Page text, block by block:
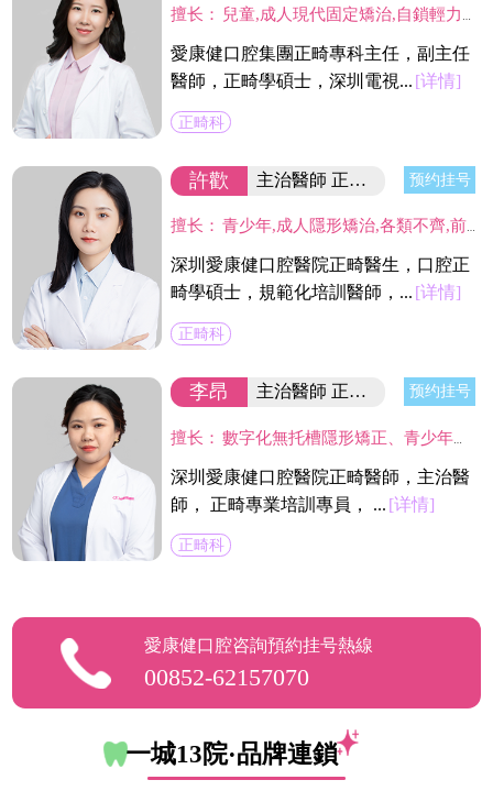
擅长： 兒童,成人現代固定矯治,自鎖輕力矯治,美國Invisalign透明隱形矯治,德國Incognito舌側矯治,對各類復雜,疑難錯頜牙病例有較深研究。
愛康健口腔集團正畸專科主任，副主任
醫師，正畸學碩士，深圳電視... [详情]
正畸科
許歡 主治醫師 正畸學碩士 预约挂号
擅长： 青少年,成人隱形矯治,各類不齊,前突,反頜等牙性,頜骨性的錯頜畸形,關註上呼吸道和口腔不良習慣與矯治的關系,全面設計把控美容美學,肌肉功能和牙齒咬合統一和諧。
深圳愛康健口腔醫院正畸醫生，口腔正
畸學碩士，規範化培訓醫師，... [详情]
正畸科
李昂 主治醫師 正畸學碩士 预约挂号
擅长： 數字化無托槽隱形矯正、青少年早期矯正、個性化舌側矯正及Insignia數字化精準高效唇側矯正。
深圳愛康健口腔醫院正畸醫師，主治醫
師， 正畸專業培訓專員， ... [详情]
正畸科
愛康健口腔咨詢預約挂号熱線
00852-62157070
一城13院·品牌連鎖